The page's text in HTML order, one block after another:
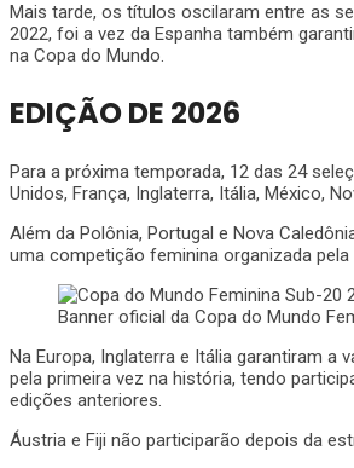
Mais tarde, os títulos oscilaram entre as
2022, foi a vez da Espanha também
na Copa do Mundo.
EDIÇÃO DE 2026
Para a próxima temporada, 12 das 24
Unidos, França, Inglaterra, Itália, México,
Além da Polônia, Portugal e Nova
uma competição feminina organizada pela
Banner oficial da Copa do Mundo
Na Europa, Inglaterra e Itália garantiram a
pela primeira vez na história, tendo
edições anteriores.
Áustria e Fiji não participarão depois da